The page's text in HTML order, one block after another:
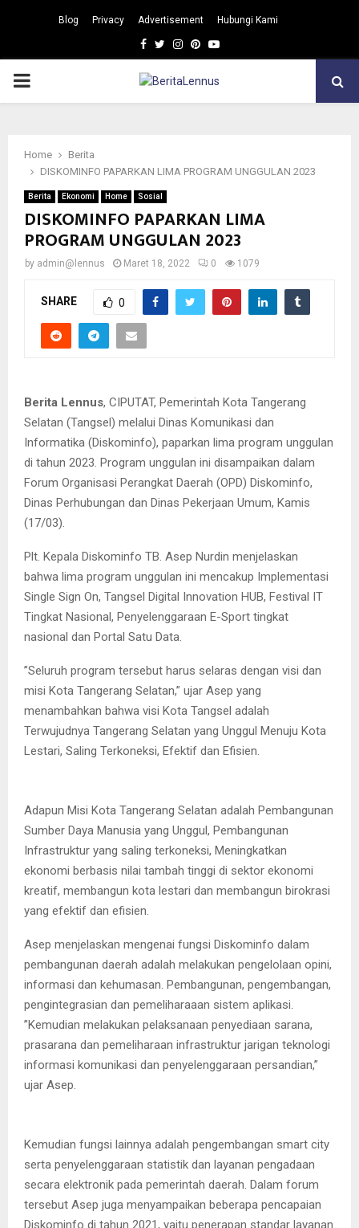
Blog Privacy Advertisement Hubungi Kami
Facebook
TwitterInstagram
Pinterest
Youtube
PRIMARY
Home
Berita
DISKOMINFO PAPARKAN LIMA PROGRAM UNGGULAN 2023
Berita Ekonomi Home Sosial
DISKOMINFO PAPARKAN LIMA
PROGRAM UNGGULAN 2023
by admin@lennus Maret 18, 2022 0 1079
SHARE 0
Berita Lennus, CIPUTAT, Pemerintah Kota Tangerang
Selatan (Tangsel) melalui Dinas Komunikasi dan
Informatika (Diskominfo), paparkan lima program unggulan
di tahun 2023. Program unggulan ini disampaikan dalam
Forum Organisasi Perangkat Daerah (OPD) Diskominfo,
Dinas Perhubungan dan Dinas Pekerjaan Umum, Kamis
(17/03).
Plt. Kepala Diskominfo TB. Asep Nurdin menjelaskan
bahwa lima program unggulan ini mencakup Implementasi
Single Sign On, Tangsel Digital Innovation HUB, Festival IT
Tingkat Nasional, Penyelenggaraan E-Sport tingkat
nasional dan Portal Satu Data.
”Seluruh program tersebut harus selaras dengan visi dan
misi Kota Tangerang Selatan,” ujar Asep yang
menambahkan bahwa visi Kota Tangsel adalah
Terwujudnya Tangerang Selatan yang Unggul Menuju Kota
Lestari, Saling Terkoneksi, Efektif dan Efisien.
Adapun Misi Kota Tangerang Selatan adalah Pembangunan
Sumber Daya Manusia yang Unggul, Pembangunan
Infrastruktur yang saling terkoneksi, Meningkatkan
ekonomi berbasis nilai tambah tinggi di sektor ekonomi
kreatif, membangun kota lestari dan membangun birokrasi
yang efektif dan efisien.
Asep menjelaskan mengenai fungsi Diskominfo dalam
pembangunan daerah adalah melakukan pengelolaan opini,
informasi dan kehumasan. Pembangunan, pengembangan,
pengintegrasian dan pemeliharaaan sistem aplikasi.
”Kemudian melakukan pelaksanaan penyediaan sarana,
prasarana dan pemeliharaan infrastruktur jarigan teknologi
informasi komunikasi dan penyelenggaraan persandian,”
ujar Asep.
Kemudian fungsi lainnya adalah pengembangan smart city
serta penyelenggaraan statistik dan layanan pengadaan
secara elektronik pada pemerintah daerah. Dalam forum
tersebut Asep juga menyampaikan beberapa pencapaian
Diskominfo di tahun 2021, yaitu penerapan standar layanan